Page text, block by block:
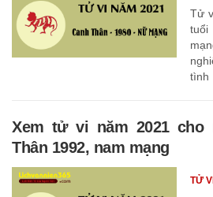
Tử
Xem tử vi năm 2021 cho
Thân 1992, nam mạng
TỬ